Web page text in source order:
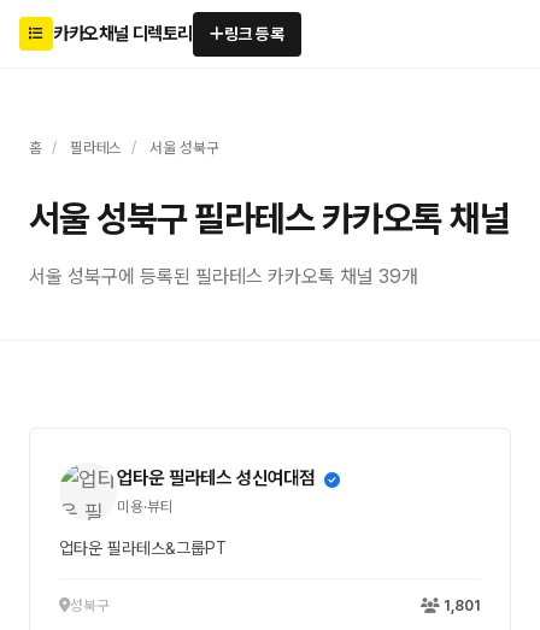
카카오채널 디렉토리 링크 등록
홈 / 필라테스 / 서울 성북구
서울 성북구 필라테스 카카오톡 채널
서울 성북구에 등록된 필라테스 카카오톡 채널 39개
업타운 필라테스 성신여대점
미용·뷰티
업타운 필라테스&그룹PT
성북구 1,801